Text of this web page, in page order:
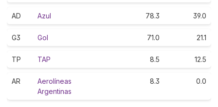
AD Azul 78.3 39.0
G3 Gol 71.0 21.1
TP TAP 8.5 12.5
AR
Aerolíneas
Argentinas
8.3 0.0